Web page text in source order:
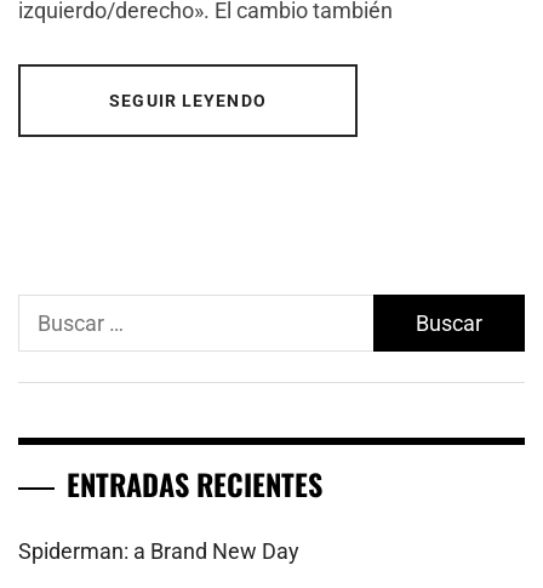
izquierdo/derecho». El cambio también
SEGUIR LEYENDO
Buscar:
ENTRADAS RECIENTES
Spiderman: a Brand New Day